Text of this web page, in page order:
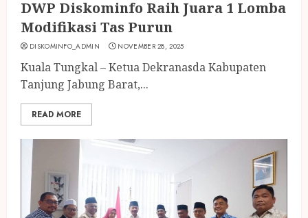
DWP Diskominfo Raih Juara 1 Lomba
Modifikasi Tas Purun
DISKOMINFO_ADMIN NOVEMBER 28, 2025
Kuala Tungkal – Ketua Dekranasda Kabupaten
Tanjung Jabung Barat,...
READ MORE